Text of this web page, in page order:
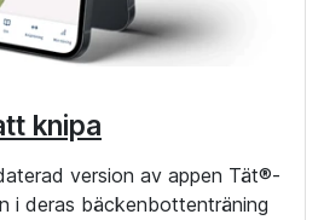
knipa
version av appen Tät®-
i deras bäckenbottenträning